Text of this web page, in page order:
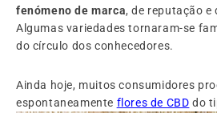
fenómeno de marca, de reputação e
Algumas variedades tornaram-se
do círculo dos conhecedores.
Ainda hoje, muitos consumidores
espontaneamente flores de CBD do